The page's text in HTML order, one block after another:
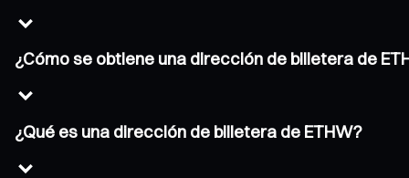
¿Cómo se obtiene una dirección de billetera de
¿Qué es una dirección de billetera de ETHW?